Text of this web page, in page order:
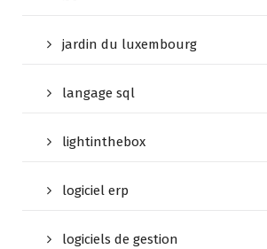
jardin du luxembourg
langage sql
lightinthebox
logiciel erp
logiciels de gestion